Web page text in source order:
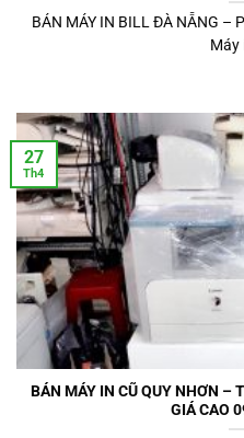
BÁN MÁY IN BILL ĐÀ NẴNG –
Máy
BÁN MÁY IN CŨ QUY NHƠN –
GIÁ CAO
27
Th4